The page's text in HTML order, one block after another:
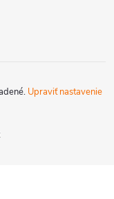
Upraviť nastavenie